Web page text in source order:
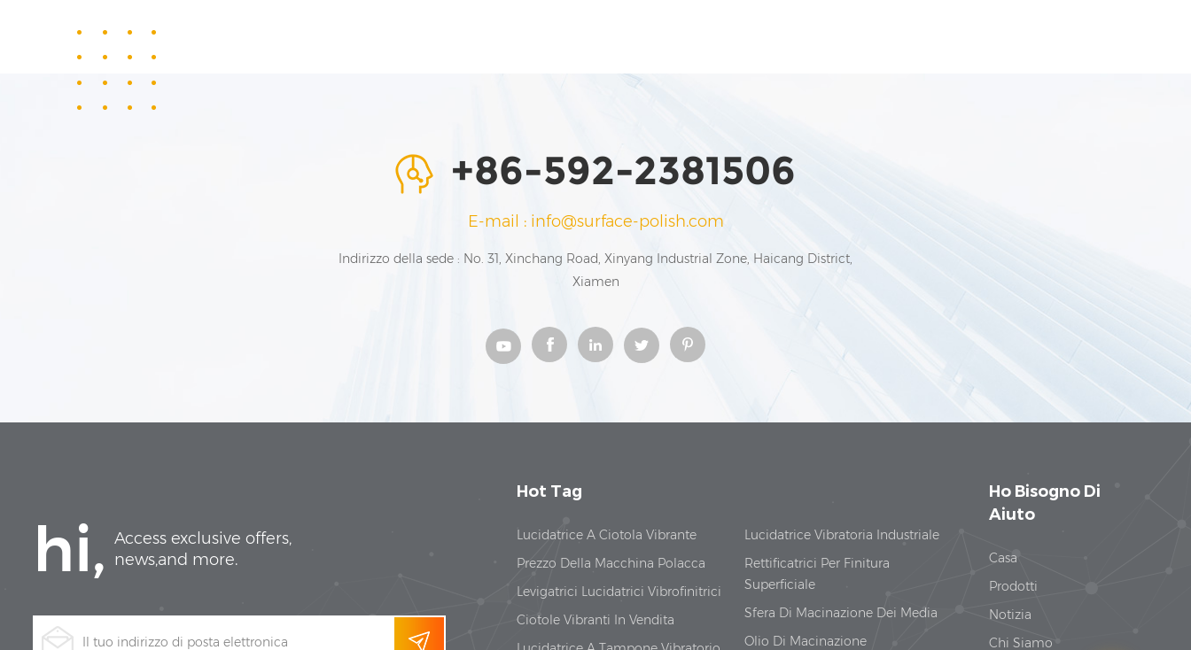
+86-592-2381506
E-mail : info@surface-polish.com
Indirizzo della sede : No. 31, Xinchang Road, Xinyang Industrial Zone, Haicang District,
Xiamen
hi, Access exclusive offers,
news,and more.
Hot Tag
Lucidatrice A Ciotola Vibrante
Prezzo Della Macchina Polacca
Levigatrici Lucidatrici Vibrofinitrici
Ciotole Vibranti In Vendita
Lucidatrice Vibratoria Industriale
Rettificatrici Per Finitura
Superficiale
Sfera Di Macinazione Dei Media
Olio Di Macinazione
Ho Bisogno Di
Aiuto
Casa
Prodotti
Notizia
Chi Siamo